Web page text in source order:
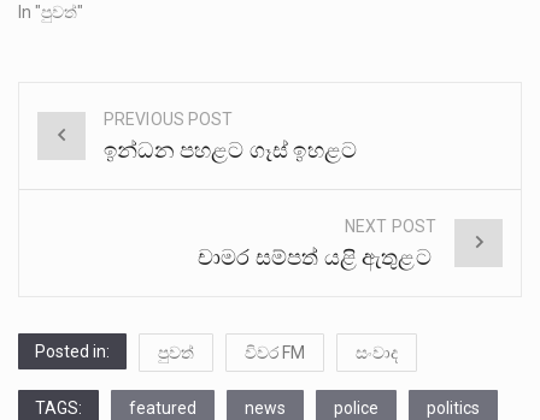
In "පුවත්"
Post
navigation
PREVIOUS POST
ඉන්ධන පහළට ගෑස් ඉහළට
NEXT POST
චාමර සම්පත් යළි ඇතුළට
Posted in: පුවත් විවර FM සංවාද
TAGS: featured news police politics